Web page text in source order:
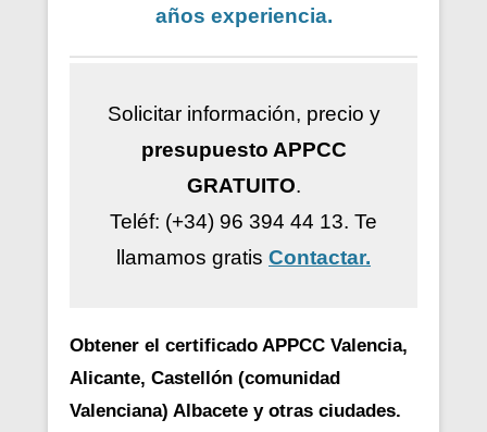
años experiencia.
Solicitar información, precio y
presupuesto APPCC
GRATUITO.
Teléf: (+34) 96 394 44 13. Te
llamamos gratis Contactar.
Obtener el certificado APPCC Valencia,
Alicante, Castellón (comunidad
Valenciana) Albacete y otras ciudades.